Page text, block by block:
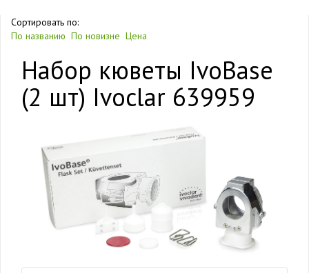
Сортировать по:
По названию По новизне Цена
Набор кюветы IvoBase
(2 шт) Ivoclar 639959